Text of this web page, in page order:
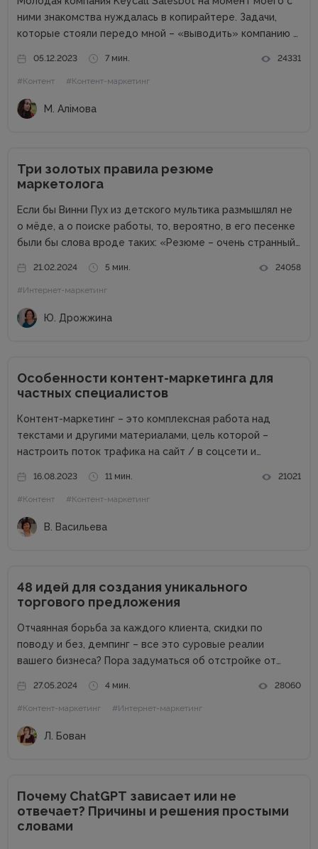
ними знакомства нуждалась в копирайтере. Задачи,
которые стояли передо мной – «выводить» компанию в
несколько размытая, но все же ясная – мне
предлагалась позиция...
05.12.2023 7 мин. 24331
#Контент #Контент-маркетинг
М. Алімова
Три золотых правила резюме
маркетолога
Если бы Винни Пух из детского мультика размышлял не
о мёде, а о поиске работы, то, вероятно, в его песенке
были бы слова вроде таких: «Резюме – очень странный
что...
21.02.2024 5 мин. 24058
#Интернет-маркетинг
Ю. Дрожжина
Особенности контент-маркетинга для
частных специалистов
Контент-маркетинг – это комплексная работа над
текстами и другими материалами, цель которой –
настроить поток трафика на сайт / в соцсети и
маркетинге для компаний в сети много. А вот как быть
частным специалистам, которые...
16.08.2023 11 мин. 21021
#Контент #Контент-маркетинг
В. Васильева
48 идей для создания уникального
торгового предложения
Отчаянная борьба за каждого клиента, скидки по
поводу и без, демпинг – все это суровые реалии
вашего бизнеса? Пора задуматься об отстройке от
как выделиться среди аналогичных компаний, привлечь
внимание к продуктам...
27.05.2024 4 мин. 28060
#Контент-маркетинг #Интернет-маркетинг
Л. Бован
Почему ChatGPT зависает или не
отвечает? Причины и решения простыми
словами